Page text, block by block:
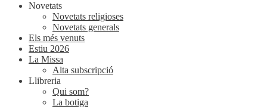
Novetats
Novetats religioses
Novetats generals
Els més venuts
Estiu 2026
La Missa
Alta subscripció
Llibreria
Qui som?
La botiga